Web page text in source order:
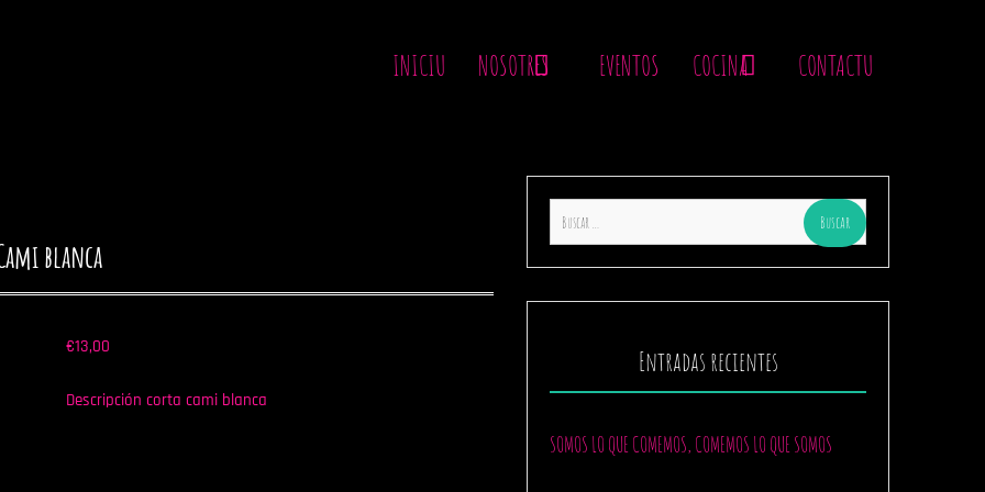
INICIU NOSOTRES EVENTOS COCINA CONTACTU
blanca
€13,00
Descripción corta cami blanca
Buscar:
Entradas recientes
SOMOS LO QUE COMEMOS, COMEMOS LO QUE SOMOS